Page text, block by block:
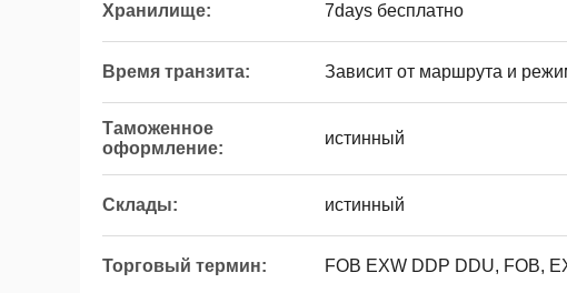
Хранилище: 7days бесплатно
Время транзита: Зависит от маршрута и
Таможенное
оформление:
истинный
Склады: истинный
Торговый термин: FOB EXW DDP DDU, FOB,